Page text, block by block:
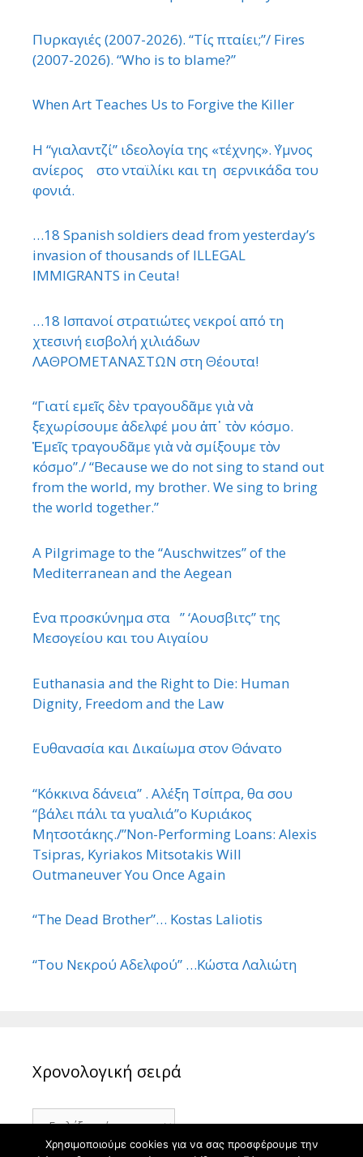
Πυρκαγιές (2007-2026). “Τίς πταίει;”/ Fires
(2007-2026). “Who is to blame?”
When Art Teaches Us to Forgive the Killer
Η “γιαλαντζί” ιδεολογία της «τέχνης». ΄Υμνος
ανίερος στο νταϊλίκι και τη σερνικάδα του
φονιά.
…18 Spanish soldiers dead from yesterday’s
invasion of thousands of ILLEGAL
IMMIGRANTS in Ceuta!
…18 Ισπανοί στρατιώτες νεκροί από τη
χτεσινή εισβολή χιλιάδων
ΛΑΘΡΟΜΕΤΑΝΑΣΤΩΝ στη Θέουτα!
“Γιατί εμεῖς δὲν τραγουδᾶμε γιὰ νὰ
ξεχωρίσουμε ἀδελφέ μου ἀπ᾿ τὸν κόσμο.
Ἐμεῖς τραγουδᾶμε γιὰ νὰ σμίξουμε τὸν
κόσμο”./ “Because we do not sing to stand out
from the world, my brother. We sing to bring
the world together.”
A Pilgrimage to the “Auschwitzes” of the
Mediterranean and the Aegean
΄Ενα προσκύνημα στα ” ‘Αουσβιτς” της
Μεσογείου και του Αιγαίου
Euthanasia and the Right to Die: Human
Dignity, Freedom and the Law
Ευθανασία και Δικαίωμα στον Θάνατο
“Κόκκινα δάνεια” . Αλέξη Τσίπρα, θα σου
“βάλει πάλι τα γυαλιά”ο Κυριάκος
Μητσοτάκης./”Non-Performing Loans: Alexis
Tsipras, Kyriakos Mitsotakis Will
Outmaneuver You Once Again
“The Dead Brother”… Kostas Laliotis
“Του Νεκρού Αδελφού” …Κώστα Λαλιώτη
Χρονολογική σειρά
Χρονολογική
σειρά
Χρησιμοποιούμε cookies για να σας προσφέρουμε την